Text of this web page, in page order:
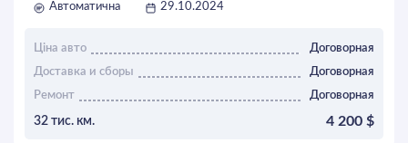
Автоматична
29.10.2024
Ціна авто
Договорная
Доставка и сборы
Договорная
Ремонт
Договорная
32 тис. км. 4 200 $